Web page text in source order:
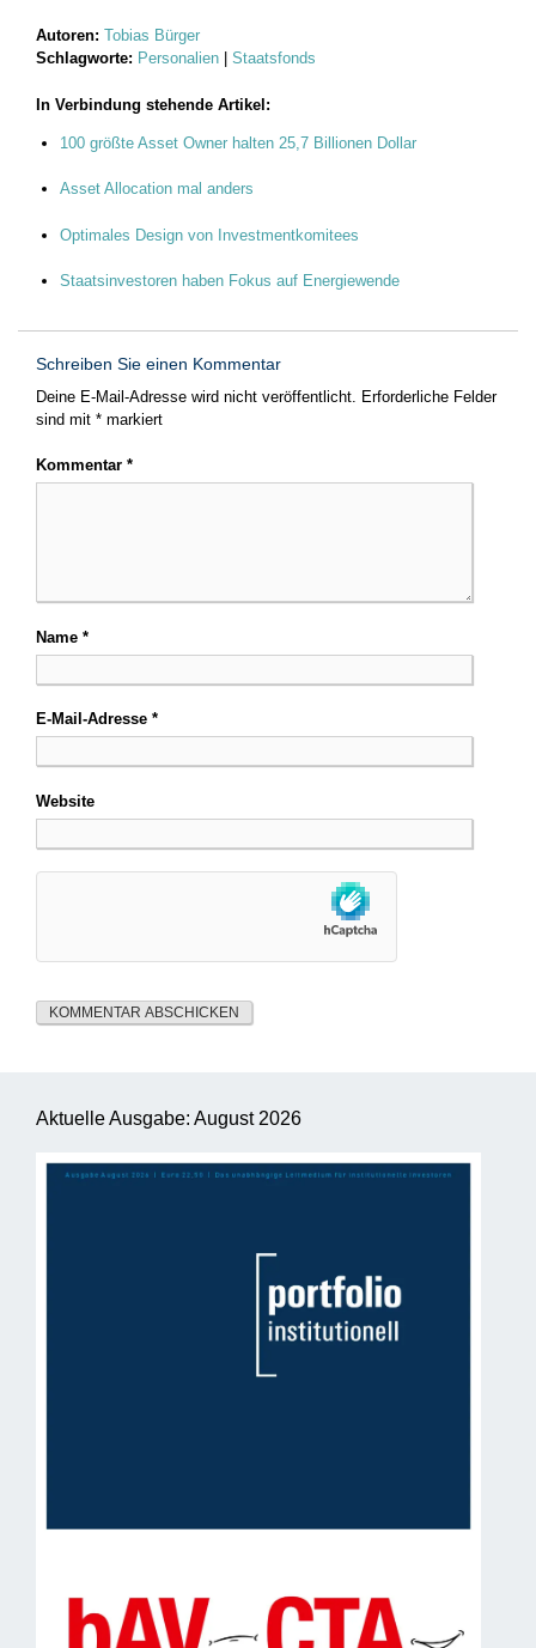
Autoren: Tobias Bürger
Schlagworte: Personalien Staatsfonds
In Verbindung stehende Artikel:
100 größte Asset Owner halten 25,7 Billionen Dollar
Asset Allocation mal anders
Optimales Design von Investmentkomitees
Staatsinvestoren haben Fokus auf Energiewende
Schreiben Sie einen Kommentar
Deine E-Mail-Adresse wird nicht veröffentlicht. Erforderliche Felder
sind mit * markiert
Kommentar *
Name *
E-Mail-Adresse *
Website
Aktuelle Ausgabe: August 2026